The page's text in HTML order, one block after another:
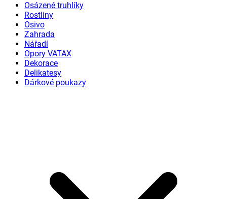
Osázené truhlíky
Rostliny
Osivo
Zahrada
Nářadí
Opory VATAX
Dekorace
Delikatesy
Dárkové poukazy